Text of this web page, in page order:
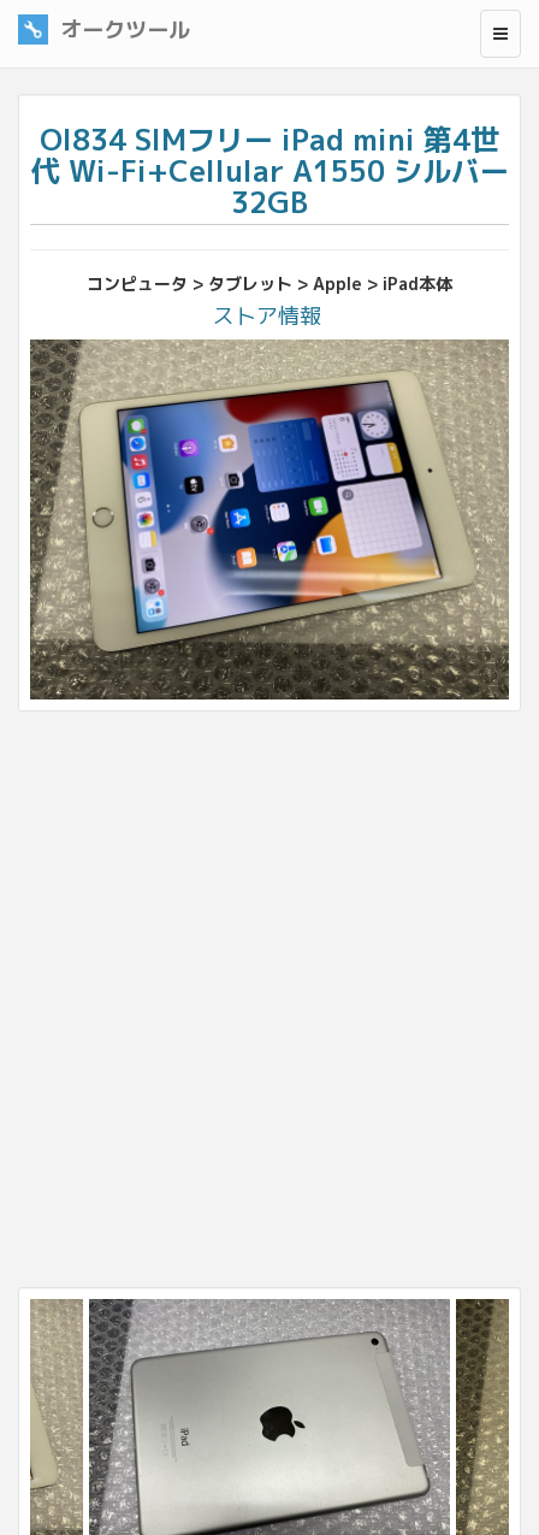
オークツール
OI834 SIMフリー iPad mini 第4世
代 Wi-Fi+Cellular A1550 シルバー
32GB
コンピュータ > タブレット > Apple > iPad本体
ストア情報